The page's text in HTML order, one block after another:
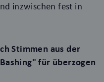
inzwischen fest in
Stimmen aus der
für überzogen